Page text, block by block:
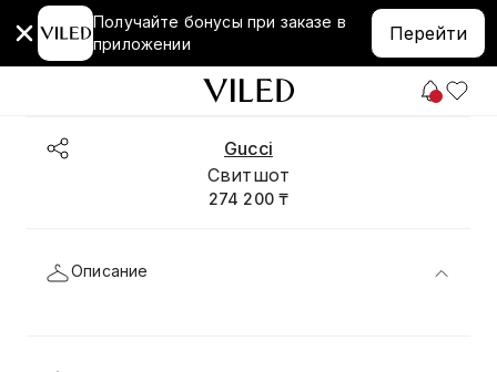
Получайте бонусы при заказе в
приложении
Перейти
Gucci
Свитшот
274 200 ₸
Описание